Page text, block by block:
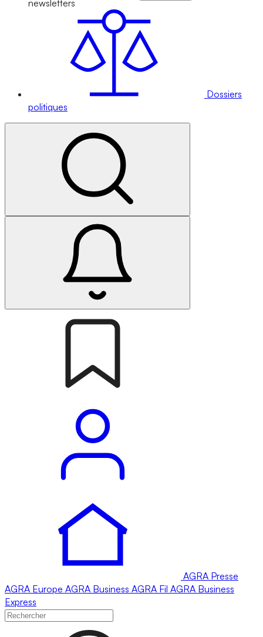
newsletters
Dossiers
politiques
AGRA Presse
AGRA Europe AGRA Business AGRA Fil AGRA Business
Express